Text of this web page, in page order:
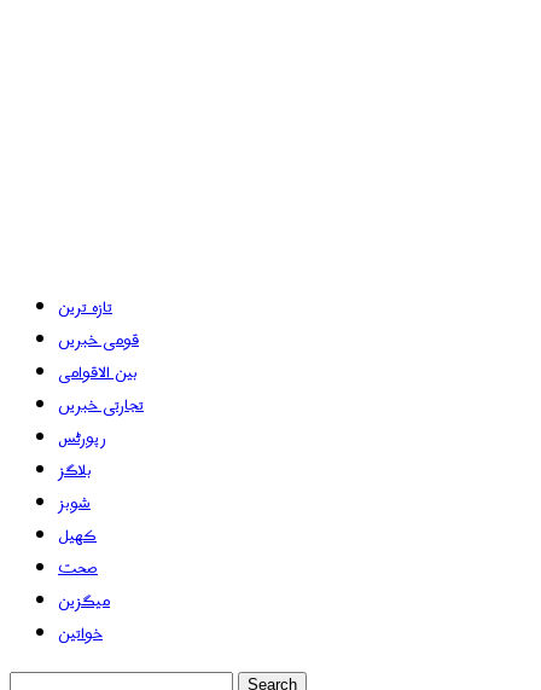
تازہ ترین
قومی خبریں
بین الاقوامی
تجارتی خبریں
رپورٹس
بلاگز
شوبز
کھیل
صحت
میگزین
خواتین